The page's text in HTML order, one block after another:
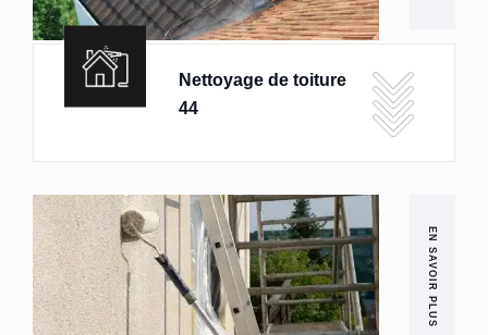
Nettoyage de toiture
44
EN SAVOIR PLUS